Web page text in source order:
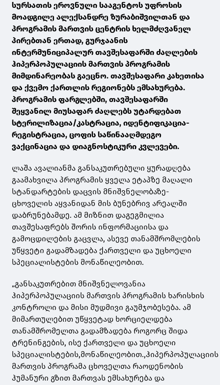
სურსათის ეროვნული სააგენტოს უფროსის
მოადგილე ალექსანდრე ზურაბიშვილთან და
პროგრამის მართვის ცენტრის ხელმძღვანელ
პირებთან ერთად, გურჯაანის
ინტერმუნიციპალურ თავშესაფარში ძაღლების
ჰიპერპოპულაციის მართვის პროგრამის
მიმდინარეობას გაეცნო. თავშესაფარი კახეთისა
და ქვემო ქართლის რეგიონებს ემსახურება.
პროგრამის ფარგლებში, თავშესაფარში
შეყვანილ მიუსაფარ ძაღლებს უტარდებათ
სტერილიზაცია/კასტრაცია, იდენტიფიკაცია-
რეგისტრაცია, ცოფის საწინააღმდეგო
ვაქცინაცია და დიაგნოსტიკური კვლევები.
ლაშა ავალიანმა განსაკუთრებული ყურადღება
გაამახვილა პროგრამის ყველა ეტაპზე მაღალი
სტანდარტების დაცვის მნიშვნელობაზე-
ცხოველის აყვანიდან მის ბუნებრივ არეალში
დაბრუნებამდე. ამ მიზნით დაგეგმილია
თავშესაფრებს შორის ინფორმაციისა და
გამოცდილების გაცვლა, ასევე თანამშრომლების
უწყვეტი გადამზადება ქართველი და უცხოელი
სპეციალისტების მონაწილეობით.
„განსაკუთრებით მნიშვნელოვანია
ჰიპერპოპულაციის მართვის პროგრამის ხარისხის
კონტროლი და მისი მუდმივი გაუმჯობესება. ამ
მიმართულებით უწყვეტად ხორციელდება
თანამშრომელთა გადამზადება როგორც შიდა
ტრენინგების, ისე ქართველი და უცხოელი
სპეციალისტების,მონაწილეობით.,ჰიპერპოპულაციის
მართვის პროგრამა ცხოველთა რაოდენობის
ჰუმანური გზით მართვას ემსახურება და